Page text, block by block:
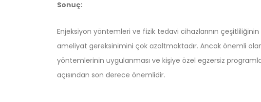
Sonuç:
Enjeksiyon yöntemleri ve fizik tedavi cihazlarının
ameliyat gereksinimini çok azaltmaktadır. Ancak önemli
yöntemlerinin uygulanması ve kişiye özel egzersiz
açısından son derece önemlidir.